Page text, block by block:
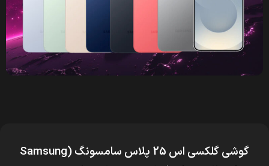
گوشی گلکسی اس 25 پلاس سامسونگ (Samsung